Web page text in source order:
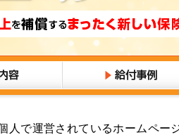
人で運営されているホームペー